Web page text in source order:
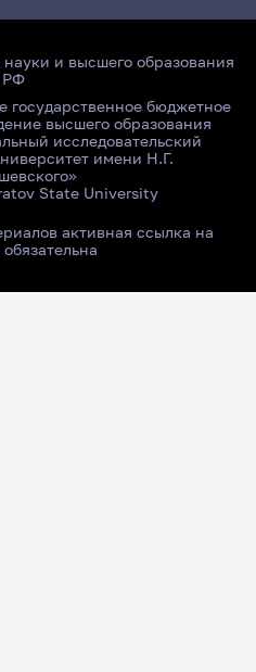
и высшего образования
РФ
государственное бюджетное
высшего образования
исследовательский
имени Н.Г.
State University
активная ссылка на